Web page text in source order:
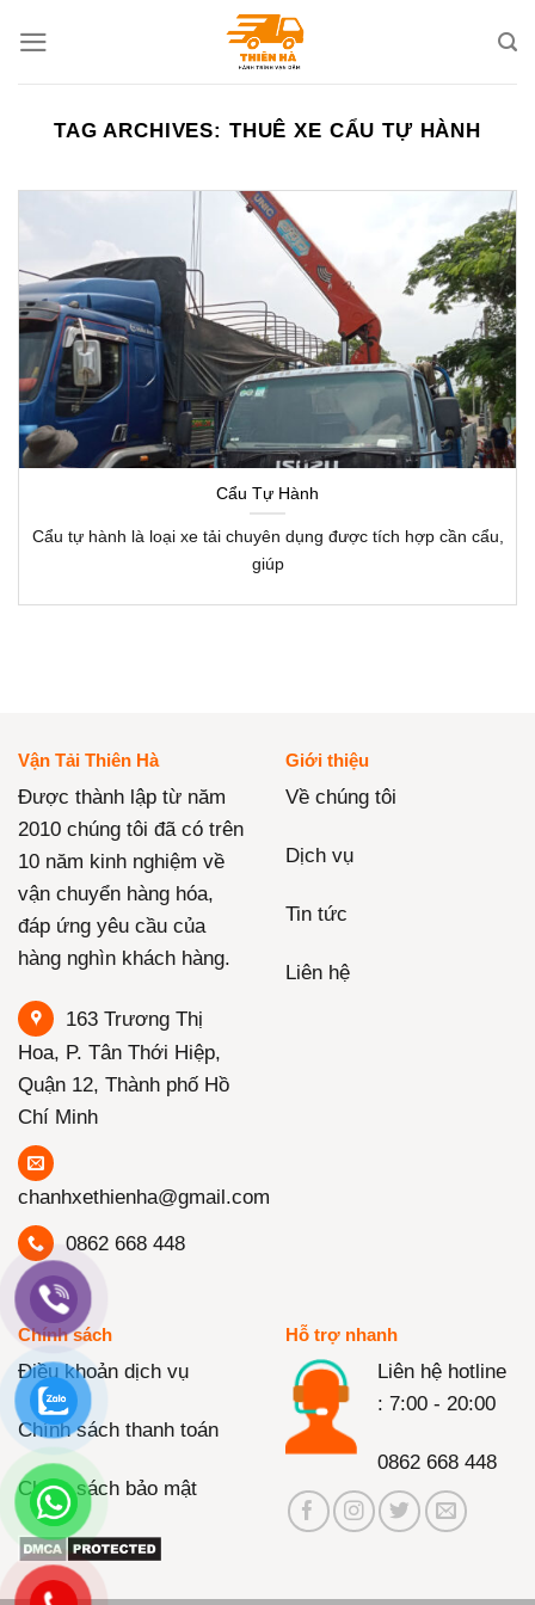
TAG ARCHIVES: THUÊ XE CẨU TỰ HÀNH
Cẩu Tự Hành
Cẩu tự hành là loại xe tải chuyên dụng được tích hợp cần cẩu,
giúp
Vận Tải Thiên Hà
Được thành lập từ năm
2010 chúng tôi đã có trên
10 năm kinh nghiệm về
vận chuyển hàng hóa,
đáp ứng yêu cầu của
hàng nghìn khách hàng.
163 Trương Thị
Hoa, P. Tân Thới Hiệp,
Quận 12, Thành phố Hồ
Chí Minh
chanhxethienha@gmail.com
0862 668 448
Giới thiệu
Về chúng tôi
Dịch vụ
Tin tức
Liên hệ
Chính sách
Điều khoản dịch vụ
Chính sách thanh toán
Chính sách bảo mật
Hỗ trợ nhanh
Liên hệ hotline
: 7:00 - 20:00
0862 668 448